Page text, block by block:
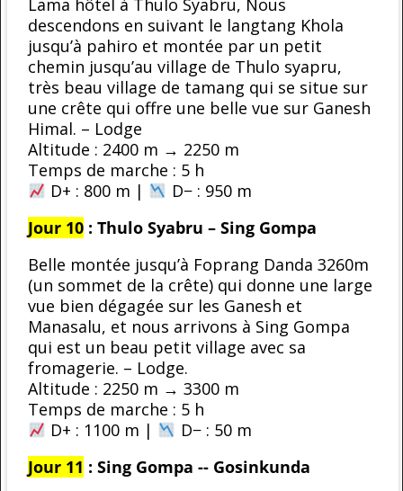
descendons en suivant le langtang Khola
jusqu’à pahiro et montée par un petit
chemin jusqu’au village de Thulo syapru,
très beau village de tamang qui se situe sur
une crête qui offre une belle vue sur Ganesh
Himal. – Lodge
Altitude : 2400 m → 2250 m
Temps de marche : 5 h
D+ : 800 m |
D− : 950 m
Jour 10: Thulo Syabru – Sing Gompa
Belle montée jusqu’à Foprang Danda 3260m
(un sommet de la crête) qui donne une large
vue bien dégagée sur les Ganesh et
Manasalu, et nous arrivons à Sing Gompa
qui est un beau petit village avec sa
fromagerie. – Lodge.
Altitude : 2250 m → 3300 m
Temps de marche : 5 h
D+ : 1100 m |
D− : 50 m
Jour 11 : Sing Gompa -- Gosinkunda